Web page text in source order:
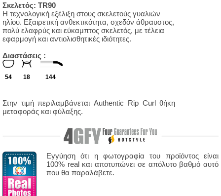
Σκελετός: TR90
Η τεχνολογική εξέλιξη στους σκελετούς γυαλιών
ηλίου. Εξαιρετική ανθεκτικότητα, σχεδόν άθραυστος,
πολύ ελαφρύς και εύκαμπτος σκελετός, με τέλεια
εφαρμογή και αντιολισθητικές ιδιότητες.
Διαστάσεις :
54 18 144
Στην τιμή περιλαμβάνεται Authentic Rip Curl θήκη
μεταφοράς και φύλαξης.
Εγγύηση ότι η φωτογραφία του προϊόντος είναι
100% real και αποτυπώνει σε απόλυτο βαθμό αυτό
που θα παραλάβετε.